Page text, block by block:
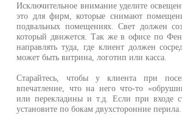
Исключительное внимание уделите
это для фирм, которые снимают
подвальных помещениях. Свет должен
который движется. Так же в офисе по
направлять туда, где клиент должен
может быть витрина, логотип или касса.
Старайтесь, чтобы у клиента при
впечатление, что на него что-то
или перекладины и т.д. Если при входе
установите по бокам двухсторонние перила.